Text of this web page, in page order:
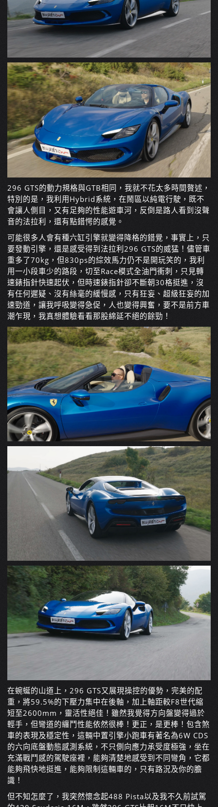
296 GTS的動力規格與GTB相同，我就不花太多時間贅述，
特別的是，我利用Hybrid系統，在鬧區以純電行駛，既不
會讓人側目，又有足夠的性能遊車河，反倒是路人看到沒聲
音的法拉利，還有點錯愕的感覺。
可能很多人會有種六缸引擎就變得降格的錯覺，事實上，只
要發動引擎，還是感受得到法拉利296 GTS的威猛！儘管車
重多了70kg，但830ps的綜效馬力仍不是開玩笑的，我利
用一小段車少的路段，切至Race模式全油門衝刺，只見轉
速錶指針快速起伏，但時速錶指針卻不斷朝30格挺進，沒
有任何遲疑、沒有絲毫的緩慢感，只有狂妄、超級狂妄的加
速勁道，讓我呼吸變得急促，人也變得興奮，要不是前方車
潮乍現，我真想體驗看看那股綿延不絕的餘勁！
在蜿蜒的山道上，296 GTS又展現操控的優勢，完美的配
重，將59.5%的下壓力集中在後軸，加上軸距較F8世代縮
短至2600mm，靈活性絕佳！雖然我覺得方向盤變得過於
輕手，但彎道的纏鬥性能依然很棒！更正，是更棒！包含煞
車的表現及穩定性，這輛中置引擎小跑車有著名為6W CDS
的六向底盤動態感測系統，不只側向應力承受度極強，坐在
充滿戰鬥感的駕駛座裡，能夠清楚地感受到不同彎角，它都
能夠飛快地挺進，能夠限制這輛車的，只有路況及你的膽
識！
但不知怎麼了，我突然懷念起488 Pista以及我不久前試駕